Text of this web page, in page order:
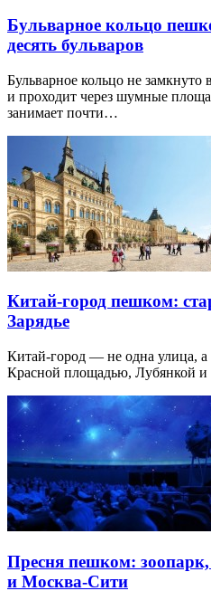
Бульварное кольцо
десять бульваров
Бульварное кольцо не замкнуто
и проходит через шумные
занимает почти…
Китай-город пешком:
Зарядье
Китай-город — не одна улица,
Красной площадью, Лубянкой и
Пресня пешком:
и Москва-Сити